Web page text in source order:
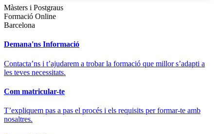
Màsters i Postgraus
Formació Online
Barcelona
Demana'ns Informació
Contacta’ns i t’ajudarem a trobar la formació que millor s’adapti a
les teves necessitats.
Com matricular-te
T’expliquem pas a pas el procés i els requisits per formar-te amb
nosaltres.